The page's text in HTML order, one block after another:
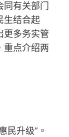
同有关部门
生结合起
更多务实管
重点介绍两
民升级”。